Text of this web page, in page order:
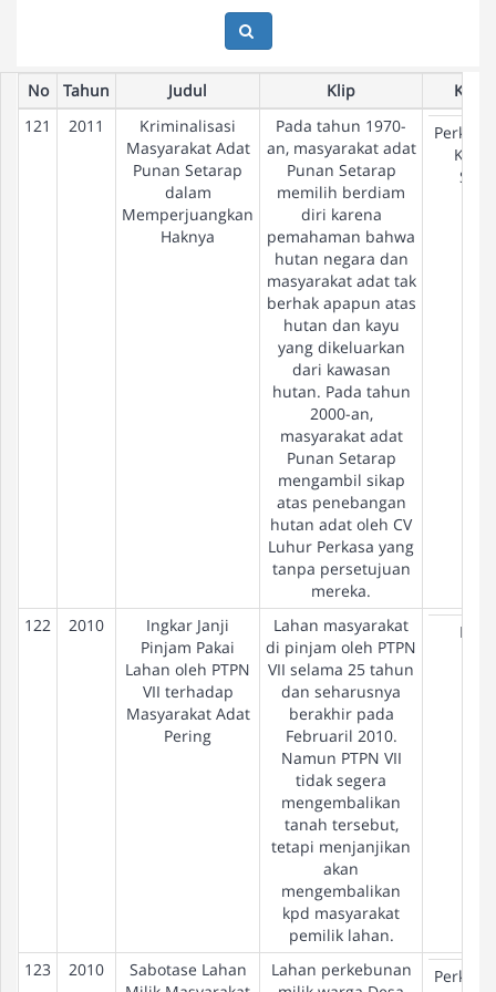
No Tahun Judul Klip
121
2011
Kriminalisasi
Masyarakat Adat
Punan Setarap
dalam
Memperjuangkan
Haknya
Pada tahun 1970-
an, masyarakat adat
Punan Setarap
memilih berdiam
diri karena
pemahaman bahwa
hutan negara dan
masyarakat adat tak
berhak apapun atas
hutan dan kayu
yang dikeluarkan
dari kawasan
hutan. Pada tahun
2000-an,
masyarakat adat
Punan Setarap
mengambil sikap
atas penebangan
hutan adat oleh CV
Luhur Perkasa yang
tanpa persetujuan
mereka.
122 2010
Ingkar Janji
Pinjam Pakai
Lahan oleh PTPN
VII terhadap
Masyarakat Adat
Pering
Lahan masyarakat
di pinjam oleh PTPN
VII selama 25 tahun
dan seharusnya
berakhir pada
Februaril 2010.
Namun PTPN VII
tidak segera
mengembalikan
tanah tersebut,
tetapi menjanjikan
akan
mengembalikan
kpd masyarakat
pemilik lahan.
123 2010
Sabotase Lahan
Lahan perkebunan